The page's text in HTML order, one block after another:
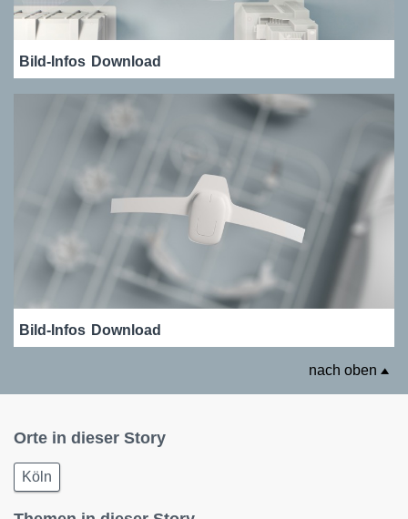
Bild-Infos Download
Bild-Infos Download
nach oben
Orte in dieser Story
Köln